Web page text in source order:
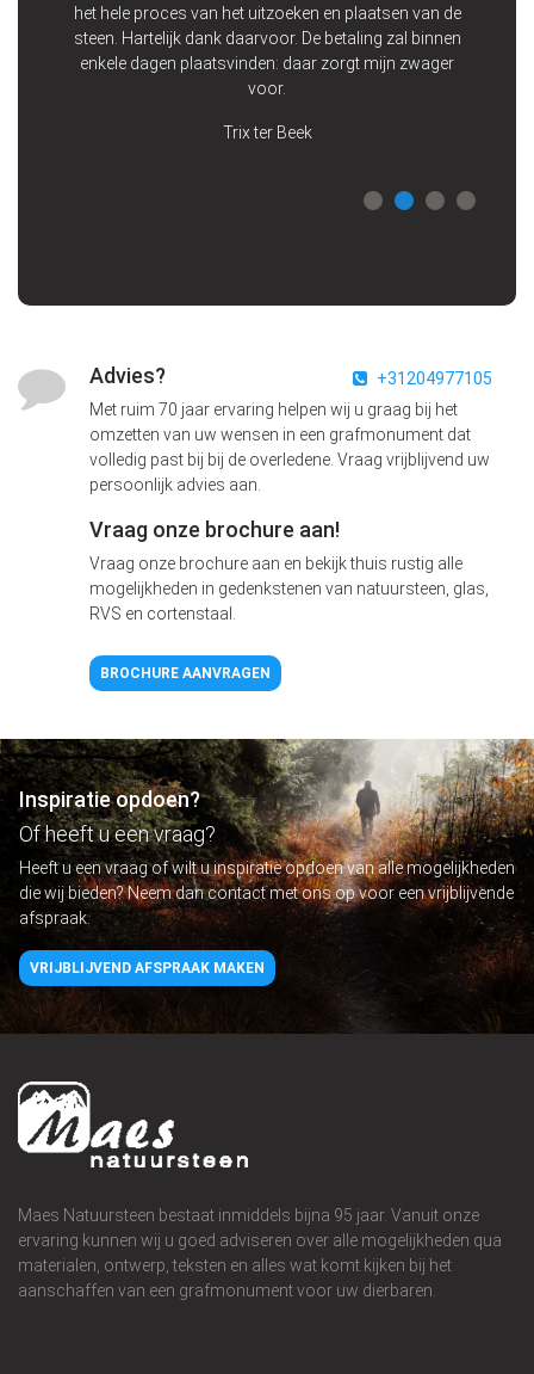
het hele proces van het uitzoeken en plaatsen van de
steen. Hartelijk dank daarvoor. De betaling zal binnen
enkele dagen plaatsvinden: daar zorgt mijn zwager
voor.
Trix ter Beek
Advies?
Met ruim 70 jaar ervaring helpen wij u graag bij het
omzetten van uw wensen in een grafmonument dat
volledig past bij bij de overledene. Vraag vrijblijvend uw
persoonlijk advies aan.
+31204977105
Vraag onze brochure aan!
Vraag onze brochure aan en bekijk thuis rustig alle
mogelijkheden in gedenkstenen van natuursteen, glas,
RVS en cortenstaal.
BROCHURE AANVRAGEN
Inspiratie opdoen?
Of heeft u een vraag?
Heeft u een vraag of wilt u inspiratie opdoen van alle mogelijkheden
die wij bieden? Neem dan contact met ons op voor een vrijblijvende
afspraak.
VRIJBLIJVEND AFSPRAAK MAKEN
Maes Natuursteen bestaat inmiddels bijna 95 jaar. Vanuit onze
ervaring kunnen wij u goed adviseren over alle mogelijkheden qua
materialen, ontwerp, teksten en alles wat komt kijken bij het
aanschaffen van een grafmonument voor uw dierbaren.